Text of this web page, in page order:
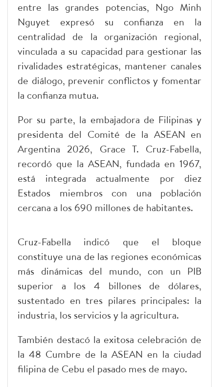
entre las grandes potencias, Ngo Minh
Nguyet expresó su confianza en la
centralidad de la organización regional,
vinculada a su capacidad para gestionar las
rivalidades estratégicas, mantener canales
de diálogo, prevenir conflictos y fomentar
la confianza mutua.
Por su parte, la embajadora de Filipinas y
presidenta del Comité de la ASEAN en
Argentina 2026, Grace T. Cruz-Fabella,
recordó que la ASEAN, fundada en 1967,
está integrada actualmente por diez
Estados miembros con una población
cercana a los 690 millones de habitantes.
Cruz-Fabella indicó que el bloque
constituye una de las regiones económicas
más dinámicas del mundo, con un PIB
superior a los 4 billones de dólares,
sustentado en tres pilares principales: la
industria, los servicios y la agricultura.
También destacó la exitosa celebración de
la 48 Cumbre de la ASEAN en la ciudad
filipina de Cebu el pasado mes de mayo.